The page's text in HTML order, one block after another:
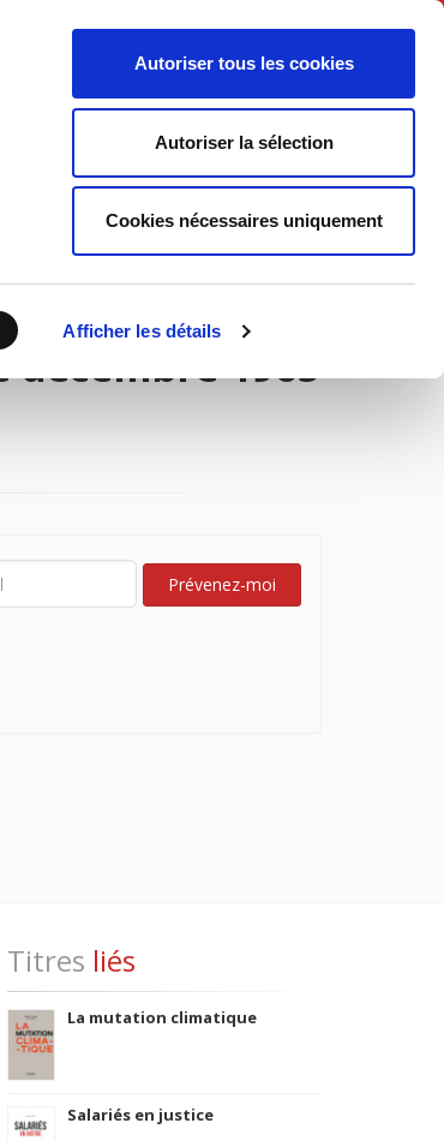
Afficher les détails
Autoriser tous les cookies
Autoriser la sélection
Cookies nécessaires uniquement
Français
Société
1965
Prévenez-moi
Titres liés
La mutation climatique
Salariés en justice